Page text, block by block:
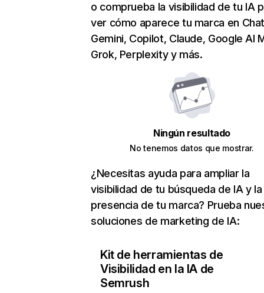
o comprueba la visibilidad de tu IA
ver cómo aparece tu marca en
Gemini, Copilot, Claude, Google AI
Grok, Perplexity y más.
Ningún resultado
No tenemos datos que mostrar.
¿Necesitas ayuda para ampliar la
visibilidad de tu búsqueda de IA y la
presencia de tu marca? Prueba
soluciones de marketing de IA:
Kit de herramientas de
Visibilidad en la IA de
Semrush